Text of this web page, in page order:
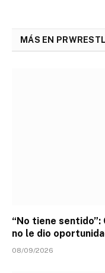
MÁS EN
“No tiene
no le dio
08/09/2026